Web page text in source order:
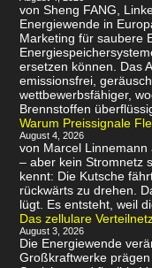
von Sheng FANG,
Energiewende in
Marketing für saubere
ersetzen können. Das
emissionsfrei,
wettbewerbsfähiger,
Brennstoffen
Warum Preissignale
August 4, 2026
von Marcel Linnemann
– aber kein Stromnetz
kennt: Die Kutsche
rückwärts zu drehen.
lügt. Es entsteht, weil
Das zellulare
August 3, 2026
Die Energiewende
Großkraftwerke